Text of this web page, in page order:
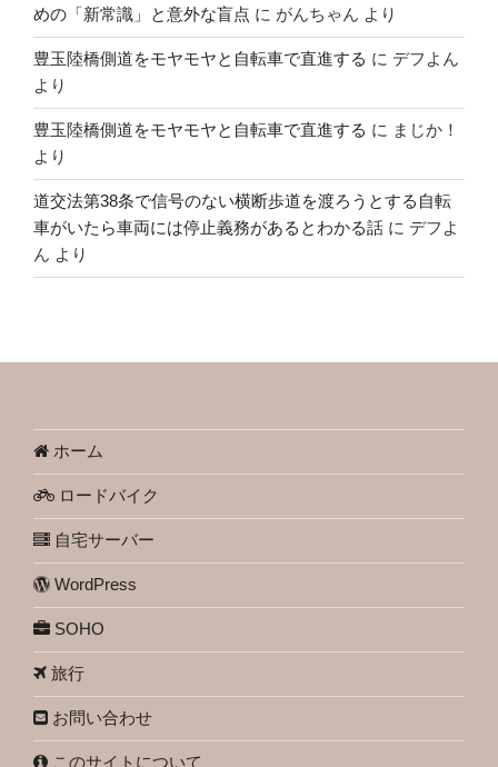
めの「新常識」と意外な盲点 に がんちゃん より
豊玉陸橋側道をモヤモヤと自転車で直進する に デフよん
より
豊玉陸橋側道をモヤモヤと自転車で直進する に まじか！
より
道交法第38条で信号のない横断歩道を渡ろうとする自転
車がいたら車両には停止義務があるとわかる話 に デフよ
ん より
ホーム
ロードバイク
自宅サーバー
WordPress
SOHO
旅行
お問い合わせ
このサイトについて